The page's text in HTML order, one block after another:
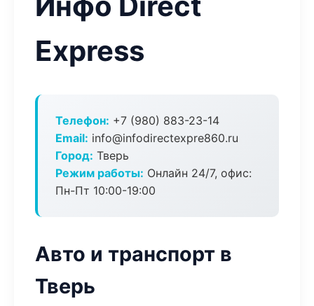
Express
Телефон: +7 (980) 883-23-14
Email: info@infodirectexpre860.ru
Город: Тверь
Режим работы: Онлайн 24/7, офис:
Пн-Пт 10:00-19:00
Авто и транспорт в
Тверь